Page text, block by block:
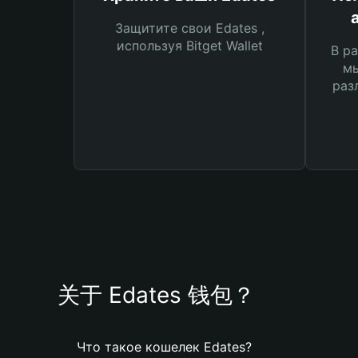
Защитите свои Edates ,
используя Bitget Wallet
В
关于 Edates 钱包？
Что такое кошелек Edates?